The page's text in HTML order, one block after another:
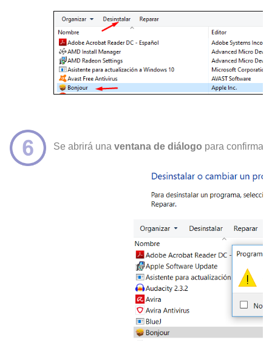
Se abrirá una ventana de diálogo para confirmar